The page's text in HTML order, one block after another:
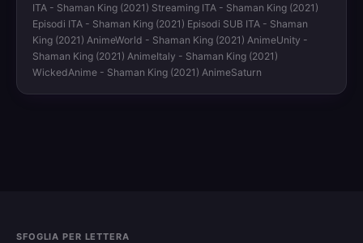
ITA - Shaman King (2021) Streaming ITA - Shaman King (2021)
Episodi ITA - Shaman King (2021) Episodi SUB ITA - Shaman
King (2021) AnimeWorld - Shaman King (2021) AnimeUnity -
Shaman King (2021) AnimeItaly - Shaman King (2021)
WickedAnime - Shaman King (2021) AnimeSaturn
SFOGLIA PER LETTERA